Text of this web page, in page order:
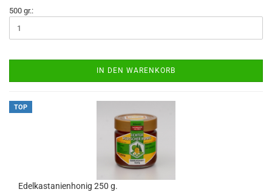
500 gr.:
IN DEN WARENKORB
TOP
Edelkastanienhonig 250 g.